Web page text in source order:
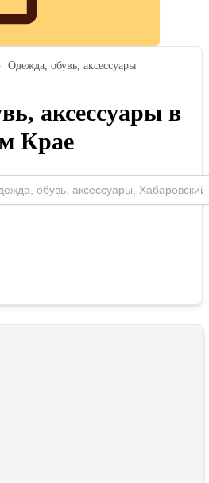
Одежда, обувь, аксессуары
аксессуары в
Крае